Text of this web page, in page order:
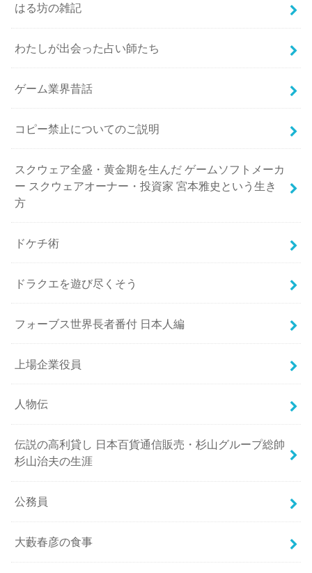
はる坊の雑記
わたしが出会った占い師たち
ゲーム業界昔話
コピー禁止についてのご説明
スクウェア全盛・黄金期を生んだ ゲームソフトメーカ
ー スクウェアオーナー・投資家 宮本雅史という生き
方
ドケチ術
ドラクエを遊び尽くそう
フォーブス世界長者番付 日本人編
上場企業役員
人物伝
伝説の高利貸し 日本百貨通信販売・杉山グループ総帥
杉山治夫の生涯
公務員
大藪春彦の食事